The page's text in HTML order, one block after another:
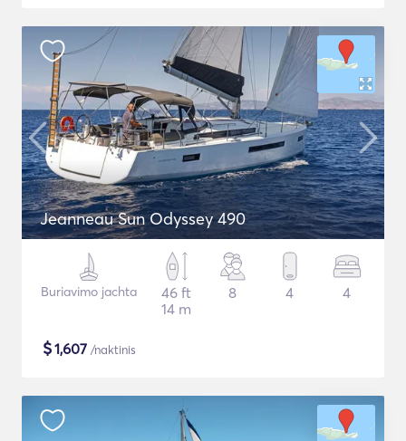
Jeanneau Sun Odyssey 490
Buriavimo jachta
46 ft
14 m
8 4 4
$1,607 /naktinis